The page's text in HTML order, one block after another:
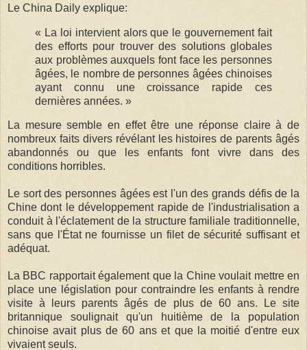
Le China Daily explique:
« La loi intervient alors que le gouvernement fait
des efforts pour trouver des solutions globales
aux problèmes auxquels font face les personnes
âgées, le nombre de personnes âgées chinoises
ayant connu une croissance rapide ces
dernières années. »
La mesure semble en effet être une réponse claire à de
nombreux faits divers révélant les histoires de parents âgés
abandonnés ou que les enfants font vivre dans des
conditions horribles.
Le sort des personnes âgées est l'un des grands défis de la
Chine dont le développement rapide de l'industrialisation a
conduit à l'éclatement de la structure familiale traditionnelle,
sans que l'État ne fournisse un filet de sécurité suffisant et
adéquat.
La BBC rapportait également que la Chine voulait mettre en
place une législation pour contraindre les enfants à rendre
visite à leurs parents âgés de plus de 60 ans. Le site
britannique soulignait qu'un huitième de la population
chinoise avait plus de 60 ans et que la moitié d'entre eux
vivaient seuls.